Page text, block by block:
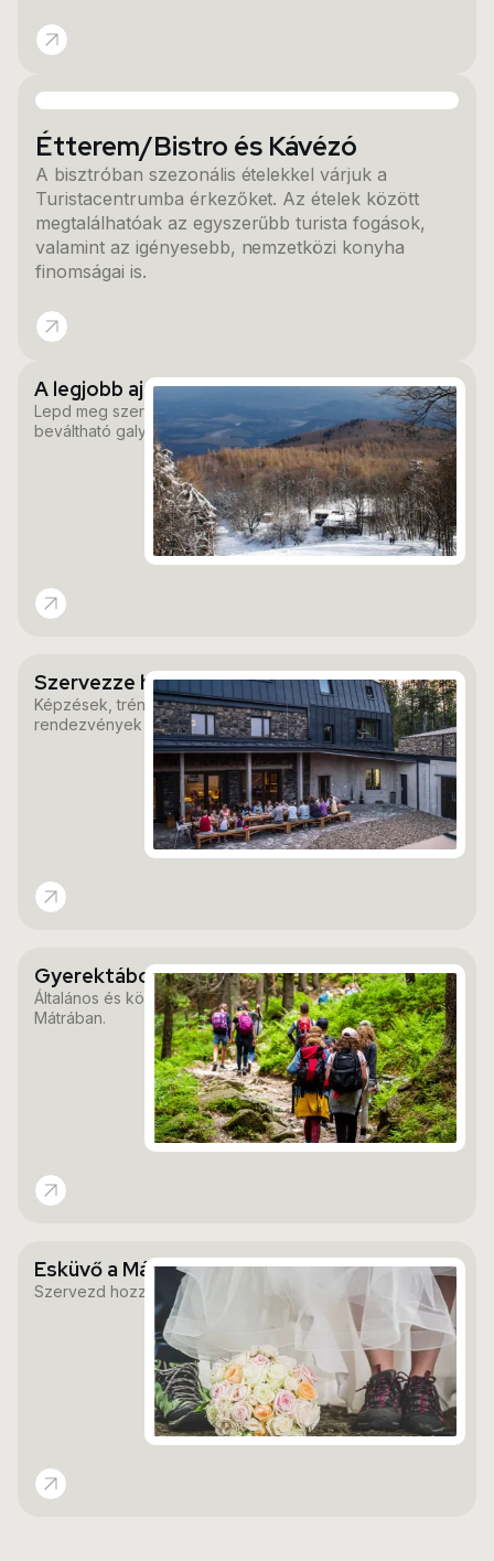
Étterem/Bistro és Kávézó
A bisztróban szezonális ételekkel várjuk a
Turistacentrumba érkezőket. Az ételek között
megtalálhatóak az egyszerűbb turista fogások,
valamint az igényesebb, nemzetközi konyha
finomságai is.
A legjobb ajándék
Lepd meg szeretteidet egy egész évben
beváltható galyatetői élménnyel.
Szervezze hozzánk a céges tréninget
Képzések, tréningek, konferenciák és egyéb
rendezvények
Gyerektábor, osztálykirándulás
Általános és középiskolások részére a
Mátrában.
Esküvő a Mátra szívében?
Szervezd hozzánk akár az esküvődet is.